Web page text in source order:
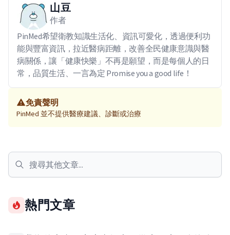
山豆
作者
PinMed希望衛教知識生活化、資訊可愛化，透過便利功
能與豐富資訊，拉近醫病距離，改善全民健康意識與醫
病關係，讓「健康快樂」不再是願望，而是每個人的日
常，品質生活、一言為定 Promise you a good life！
免責聲明
PinMed 並不提供醫療建議、診斷或治療
熱門文章